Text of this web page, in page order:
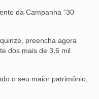
da Campanha “30
preencha agora
dos mais de 3,6 mil
o seu maior patrimônio,